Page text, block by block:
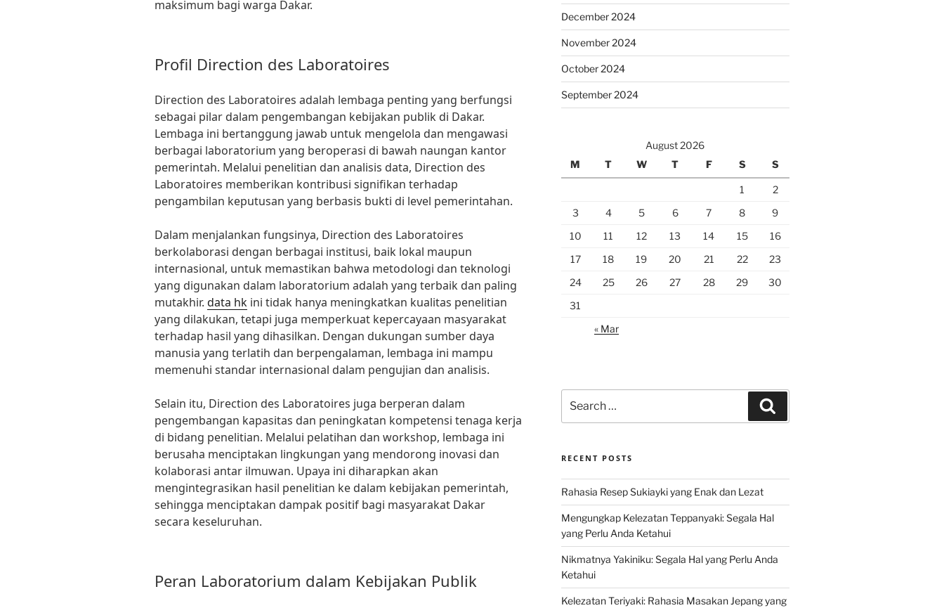
maksimum bagi warga Dakar.
Profil Direction des Laboratoires
Direction des Laboratoires adalah lembaga penting yang berfungsi
sebagai pilar dalam pengembangan kebijakan publik di Dakar.
Lembaga ini bertanggung jawab untuk mengelola dan mengawasi
berbagai laboratorium yang beroperasi di bawah naungan kantor
pemerintah. Melalui penelitian dan analisis data, Direction des
Laboratoires memberikan kontribusi signifikan terhadap
pengambilan keputusan yang berbasis bukti di level pemerintahan.
Dalam menjalankan fungsinya, Direction des Laboratoires
berkolaborasi dengan berbagai institusi, baik lokal maupun
internasional, untuk memastikan bahwa metodologi dan teknologi
yang digunakan dalam laboratorium adalah yang terbaik dan paling
mutakhir. data hk ini tidak hanya meningkatkan kualitas penelitian
yang dilakukan, tetapi juga memperkuat kepercayaan masyarakat
terhadap hasil yang dihasilkan. Dengan dukungan sumber daya
manusia yang terlatih dan berpengalaman, lembaga ini mampu
memenuhi standar internasional dalam pengujian dan analisis.
Selain itu, Direction des Laboratoires juga berperan dalam
pengembangan kapasitas dan peningkatan kompetensi tenaga kerja
di bidang penelitian. Melalui pelatihan dan workshop, lembaga ini
berusaha menciptakan lingkungan yang mendorong inovasi dan
kolaborasi antar ilmuwan. Upaya ini diharapkan akan
mengintegrasikan hasil penelitian ke dalam kebijakan pemerintah,
sehingga menciptakan dampak positif bagi masyarakat Dakar
secara keseluruhan.
Peran Laboratorium dalam Kebijakan Publik
December 2024
November 2024
October 2024
September 2024
August 2026
M
T W T F S S
1
2
3
4 5 6 7 8
9
10
11 12 13 14 15
16
17
18 19 20 21 22
23
24
25 26 27 28 29
30
31
« Mar
for:
RECENT POSTS
Rahasia Resep Sukiayki yang Enak dan Lezat
Mengungkap Kelezatan Teppanyaki: Segala Hal
yang Perlu Anda Ketahui
Nikmatnya Yakiniku: Segala Hal yang Perlu Anda
Ketahui
Kelezatan Teriyaki: Rahasia Masakan Jepang yang